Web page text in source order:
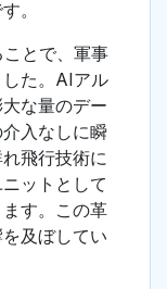
。
とで、軍事
た。AIアル
な量のデー
入なしに瞬
飛行技術に
ットとして
す。この革
及ぼしてい